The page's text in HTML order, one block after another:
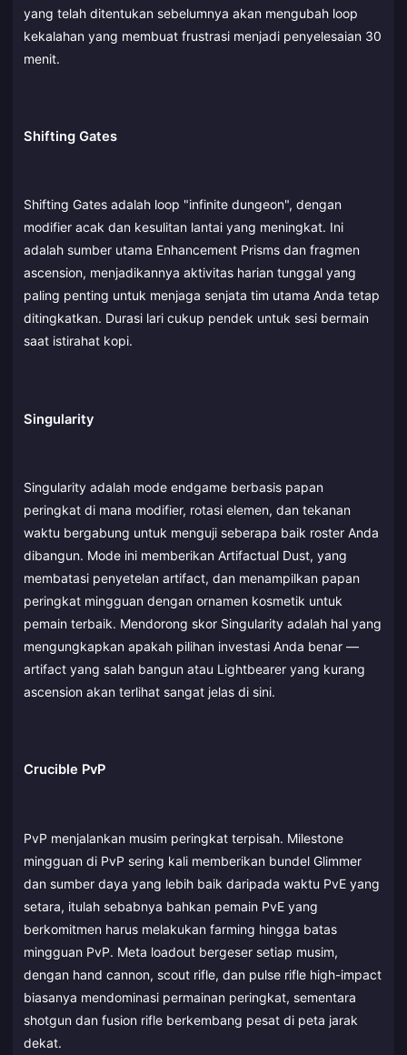
yang telah ditentukan sebelumnya akan mengubah loop
kekalahan yang membuat frustrasi menjadi penyelesaian 30
menit.
Shifting Gates
Shifting Gates adalah loop "infinite dungeon", dengan
modifier acak dan kesulitan lantai yang meningkat. Ini
adalah sumber utama Enhancement Prisms dan fragmen
ascension, menjadikannya aktivitas harian tunggal yang
paling penting untuk menjaga senjata tim utama Anda tetap
ditingkatkan. Durasi lari cukup pendek untuk sesi bermain
saat istirahat kopi.
Singularity
Singularity adalah mode endgame berbasis papan
peringkat di mana modifier, rotasi elemen, dan tekanan
waktu bergabung untuk menguji seberapa baik roster Anda
dibangun. Mode ini memberikan Artifactual Dust, yang
membatasi penyetelan artifact, dan menampilkan papan
peringkat mingguan dengan ornamen kosmetik untuk
pemain terbaik. Mendorong skor Singularity adalah hal yang
mengungkapkan apakah pilihan investasi Anda benar —
artifact yang salah bangun atau Lightbearer yang kurang
ascension akan terlihat sangat jelas di sini.
Crucible PvP
PvP menjalankan musim peringkat terpisah. Milestone
mingguan di PvP sering kali memberikan bundel Glimmer
dan sumber daya yang lebih baik daripada waktu PvE yang
setara, itulah sebabnya bahkan pemain PvE yang
berkomitmen harus melakukan farming hingga batas
mingguan PvP. Meta loadout bergeser setiap musim,
dengan hand cannon, scout rifle, dan pulse rifle high-impact
biasanya mendominasi permainan peringkat, sementara
shotgun dan fusion rifle berkembang pesat di peta jarak
dekat.